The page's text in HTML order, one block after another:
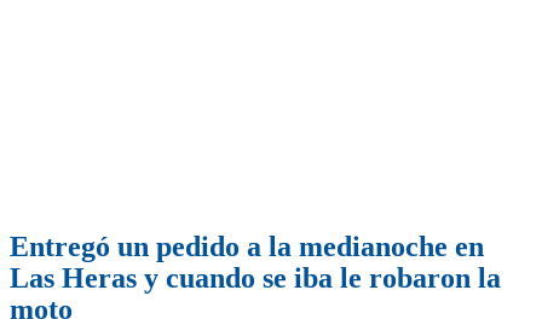
Entregó un pedido a la medianoche en
Las Heras y cuando se iba le robaron la
moto